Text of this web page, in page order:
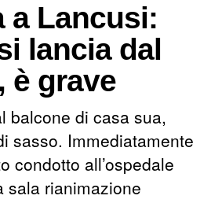
a Lancusi:
lancia dal
è grave
balcone di casa sua,
sasso. Immediatamente
condotto all’ospedale
sala rianimazione